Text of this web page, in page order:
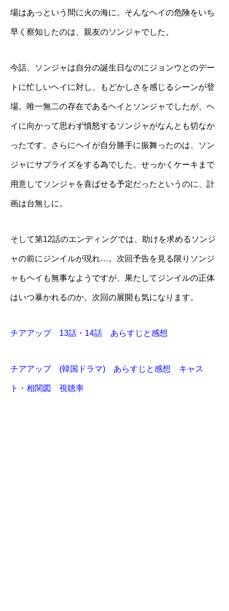
場はあっという間に火の海に。そんなヘイの危険をいち
早く察知したのは、親友のソンジャでした。
今話、ソンジャは自分の誕生日なのにジョンウとのデー
トに忙しいヘイに対し、もどかしさを感じるシーンが登
場。唯一無二の存在であるヘイとソンジャでしたが、ヘ
イに向かって思わず憤怒するソンジャがなんとも切なか
ったです。さらにヘイが自分勝手に振舞ったのは、ソン
ジャにサプライズをする為でした。せっかくケーキまで
用意してソンジャを喜ばせる予定だったというのに、計
画は台無しに。
そして第12話のエンディングでは、助けを求めるソンジ
ャの前にジンイルが現れ…。次回予告を見る限りソンジ
ャもヘイも無事なようですが、果たしてジンイルの正体
はいつ暴かれるのか。次回の展開も気になります。
チアアップ 13話・14話 あらすじと感想
チアアップ (韓国ドラマ) あらすじと感想 キャス
ト・相関図 視聴率